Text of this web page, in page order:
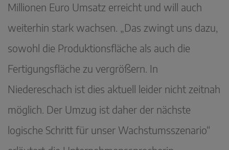
Millionen Euro Umsatz erreicht und will auch
weiterhin stark wachsen. „Das zwingt uns dazu,
sowohl die Produktionsfläche als auch die
Fertigungsfläche zu vergrößern. In
Niedereschach ist dies aktuell leider nicht zeitnah
möglich. Der Umzug ist daher der nächste
logische Schritt für unser Wachstumsszenario“